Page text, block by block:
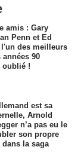
amis : Gary
Penn et Ed
l'un des meilleurs
90
oublié !
est sa
Arnold
n’a pas eu le
son propre
la saga